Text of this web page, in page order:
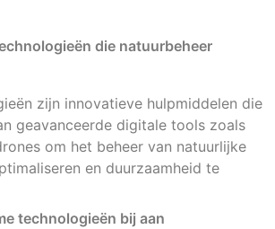
die natuurbeheer
zijn innovatieve hulpmiddelen die
geavanceerde digitale tools zoals
om het beheer van natuurlijke
en duurzaamheid te
technologieën bij aan